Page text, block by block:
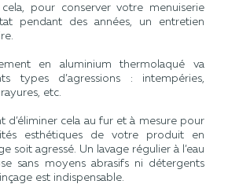
cela, pour conserver votre menuiserie
pendant des années, un entretien
en aluminium thermolaqué va
types d’agressions : intempéries,
etc.
d’éliminer cela au fur et à mesure pour
esthétiques de votre produit en
soit agressé. ​Un lavage régulier à l’eau
sans moyens abrasifs ni détergents
est indispensable.